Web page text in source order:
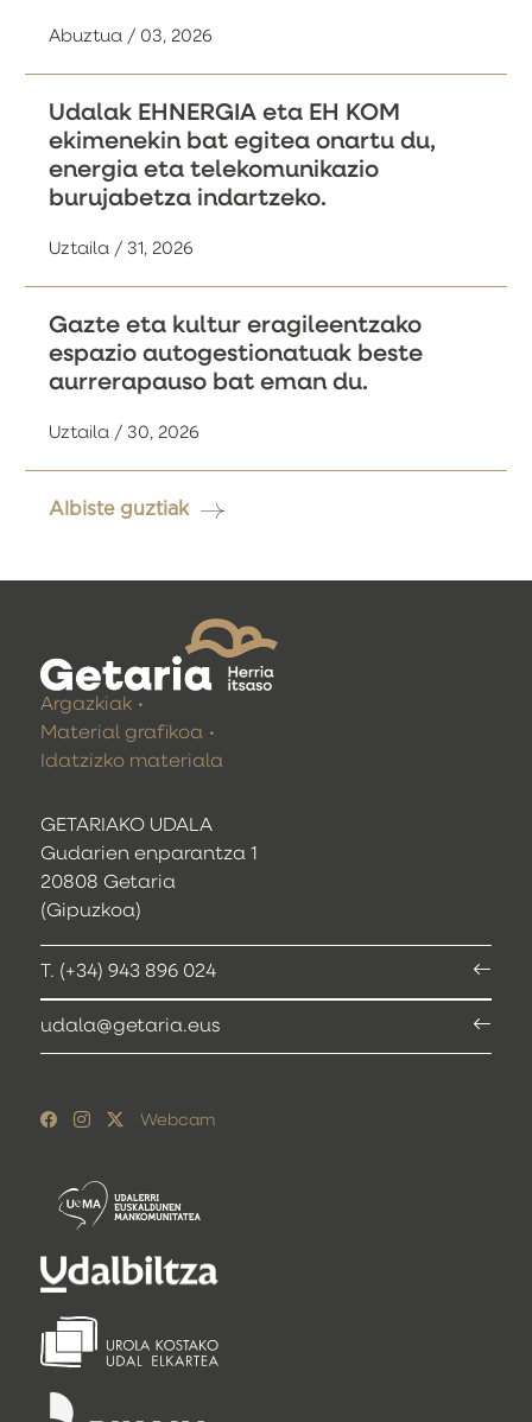
Abuztua / 03, 2026
Udalak EHNERGIA eta EH KOM
ekimenekin bat egitea onartu du,
energia eta telekomunikazio
burujabetza indartzeko.
Uztaila / 31, 2026
Gazte eta kultur eragileentzako
espazio autogestionatuak beste
aurrerapauso bat eman du.
Uztaila / 30, 2026
Albiste guztiak
GETARIAKO UDALA
Gudarien enparantza 1
20808 Getaria
(Gipuzkoa)
T. (+34) 943 896 024
udala@getaria.eus
Argazkiak
Material grafikoa
Idatzizko materiala
Webcam